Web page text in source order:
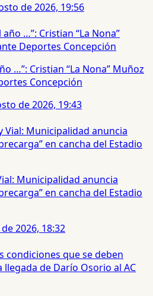
de 2026, 19:56
…”: Cristian “La Nona” Muñoz
Concepción
de 2026, 19:43
Municipalidad anuncia
en cancha del Estadio
2026, 18:32